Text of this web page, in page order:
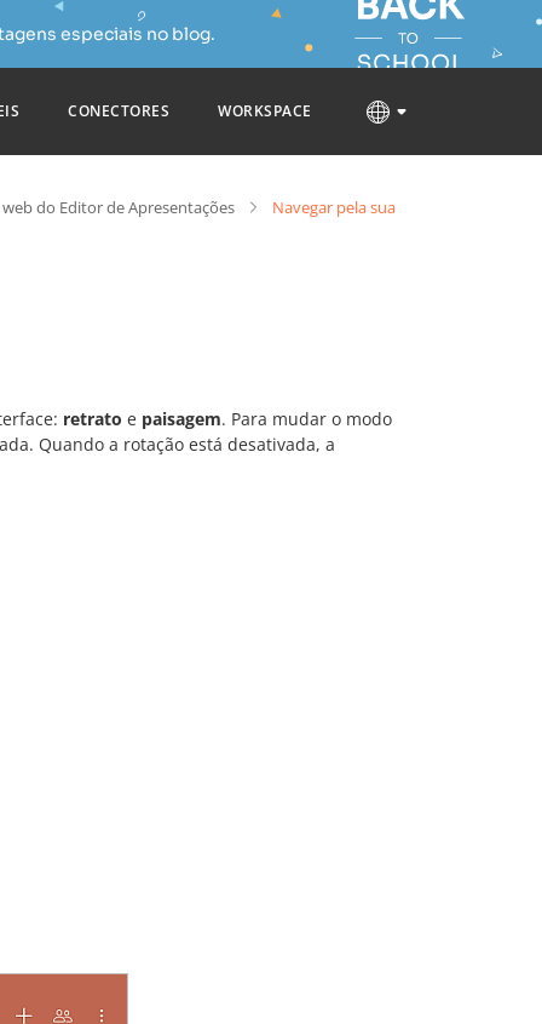
especiais no blog.
CONECTORES WORKSPACE
do Editor de Apresentações Navegar pela sua
retrato e paisagem. Para mudar o modo
Quando a rotação está desativada, a